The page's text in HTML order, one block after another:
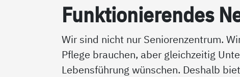
Funk­tio­nie­ren­des
Wir sind nicht nur Seniorenzentrum.
Pflege brauchen, aber gleichzeitig
Lebensführung wünschen. Deshalb